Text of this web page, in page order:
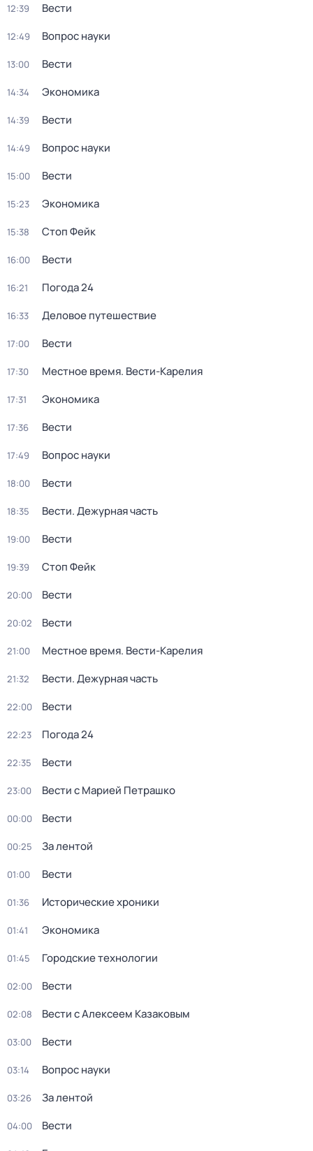
12:39 Вести
12:49 Вопрос науки
13:00 Вести
14:34 Экономика
14:39 Вести
14:49 Вопрос науки
15:00 Вести
15:23 Экономика
15:38 Стоп Фейк
16:00 Вести
16:21 Погода 24
16:33 Деловое путешествие
17:00 Вести
17:30 Местное время. Вести-Карелия
17:31 Экономика
17:36 Вести
17:49 Вопрос науки
18:00 Вести
18:35 Вести. Дежурная часть
19:00 Вести
19:39 Стоп Фейк
20:00 Вести
20:02 Вести
21:00 Местное время. Вести-Карелия
21:32 Вести. Дежурная часть
22:00 Вести
22:23 Погода 24
22:35 Вести
23:00 Вести с Марией Петрашко
00:00 Вести
00:25 За лентой
01:00 Вести
01:36 Исторические хроники
01:41 Экономика
01:45 Городские технологии
02:00 Вести
02:08 Вести с Алексеем Казаковым
03:00 Вести
03:14 Вопрос науки
03:26 За лентой
04:00 Вести